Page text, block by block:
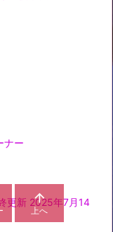
ナー
更新 2025年7月14

上へ